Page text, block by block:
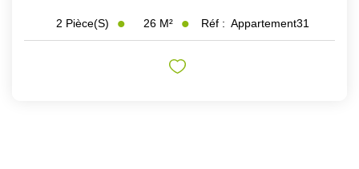
2 Pièce(s) 26 M² Réf : Appartement31